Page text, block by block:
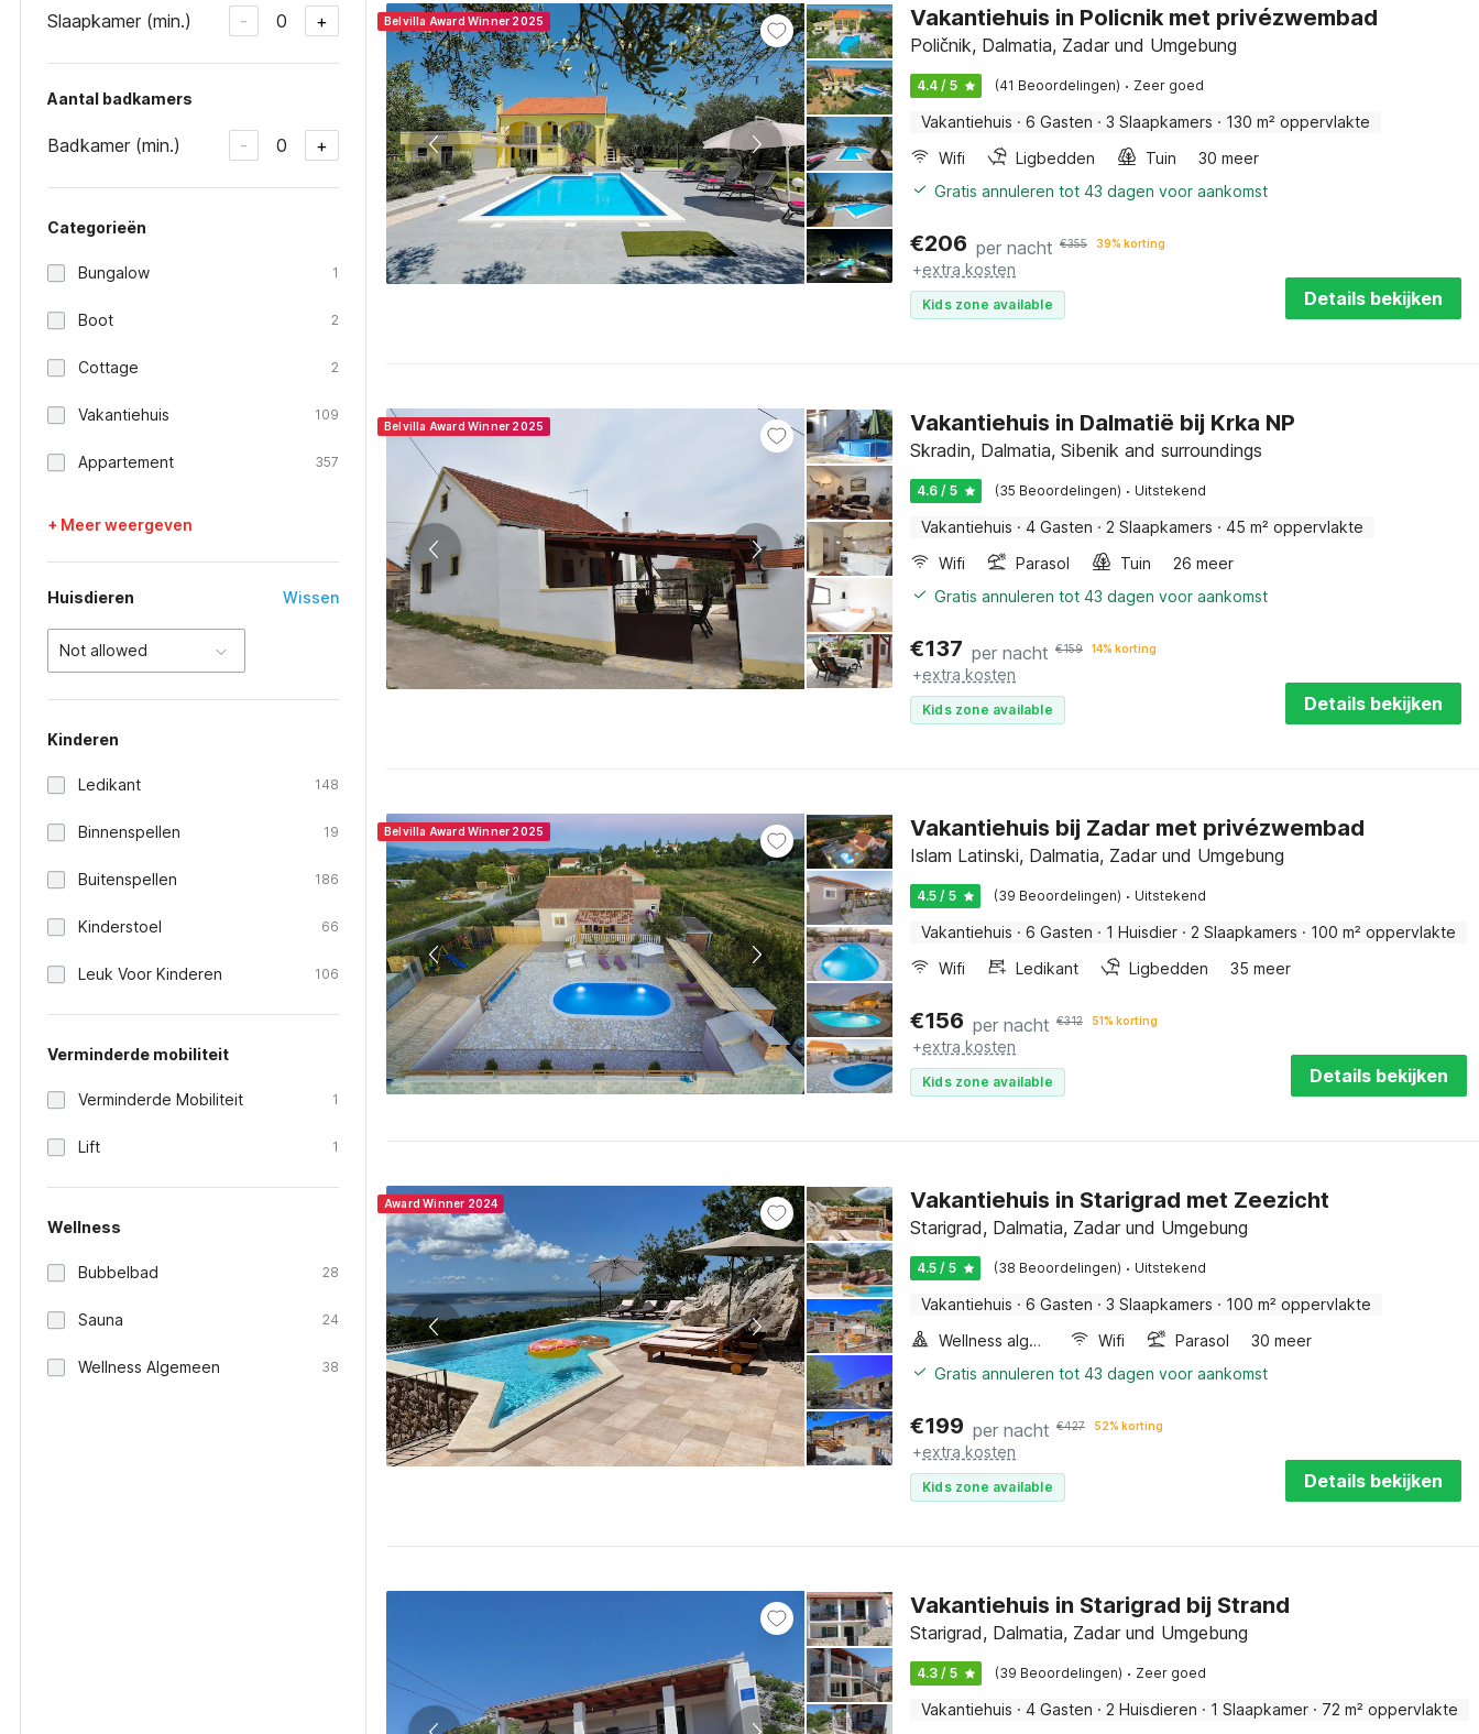
Slaapkamer (min.) - 0 +
Aantal badkamers
Badkamer (min.) - 0 +
Categorieën
Bungalow 1
Boot 2
Cottage 2
Vakantiehuis 109
Appartement 357
+ Meer weergeven
Huisdieren Wissen
Not allowed
Kinderen
Ledikant 148
Binnenspellen 19
Buitenspellen 186
Kinderstoel 66
Leuk Voor Kinderen 106
Verminderde mobiliteit
Verminderde Mobiliteit 1
Lift 1
Wellness
Bubbelbad 28
Sauna 24
Wellness Algemeen 38
Belvilla Award Winner 2025 Vakantiehuis in Policnik met privézwembad
Poličnik, Dalmatia, Zadar und Umgebung
4.4 / 5 (41 Beoordelingen) · Zeer goed
Vakantiehuis · 6 Gasten · 3 Slaapkamers · 130 m² oppervlakte
Wifi
Ligbedden Tuin
30 meer
Gratis annuleren tot 43 dagen voor aankomst
€206 per nacht €355 39% korting
+extra kosten
Kids zone available Details bekijken
Belvilla Award Winner 2025 Vakantiehuis in Dalmatië bij Krka NP
Skradin, Dalmatia, Sibenik and surroundings
4.6 / 5 (35 Beoordelingen) · Uitstekend
Vakantiehuis · 4 Gasten · 2 Slaapkamers · 45 m² oppervlakte
Wifi
Parasol Tuin
26 meer
Gratis annuleren tot 43 dagen voor aankomst
€137 per nacht €159 14% korting
+extra kosten
Kids zone available Details bekijken
Belvilla Award Winner 2025 Vakantiehuis bij Zadar met privézwembad
Islam Latinski, Dalmatia, Zadar und Umgebung
4.5 / 5 (39 Beoordelingen) · Uitstekend
Vakantiehuis · 6 Gasten · 1 Huisdier · 2 Slaapkamers · 100 m² oppervlakte
Wifi
Ledikant Ligbedden 35 meer
€156 per nacht €312 51% korting
+extra kosten
Kids zone available Details bekijken
Award Winner 2024 Vakantiehuis in Starigrad met Zeezicht
Starigrad, Dalmatia, Zadar und Umgebung
4.5 / 5 (38 Beoordelingen) · Uitstekend
Vakantiehuis · 6 Gasten · 3 Slaapkamers · 100 m² oppervlakte
Wellness algemeen
Wifi Parasol
30 meer
Gratis annuleren tot 43 dagen voor aankomst
€199 per nacht €427 52% korting
+extra kosten
Kids zone available Details bekijken
Vakantiehuis in Starigrad bij Strand
Starigrad, Dalmatia, Zadar und Umgebung
4.3 / 5 (39 Beoordelingen) · Zeer goed
Vakantiehuis · 4 Gasten · 2 Huisdieren · 1 Slaapkamer · 72 m² oppervlakte